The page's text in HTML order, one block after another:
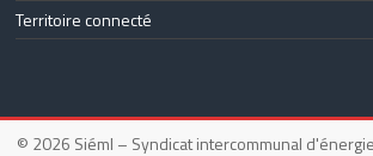
Territoire connecté
© 2026 Siéml – Syndicat intercommunal